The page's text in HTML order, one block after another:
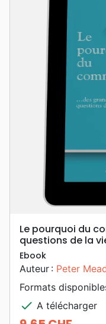
Le pourquoi du
questions de la
Ebook
Auteur : Peter
Formats
check A télécharger